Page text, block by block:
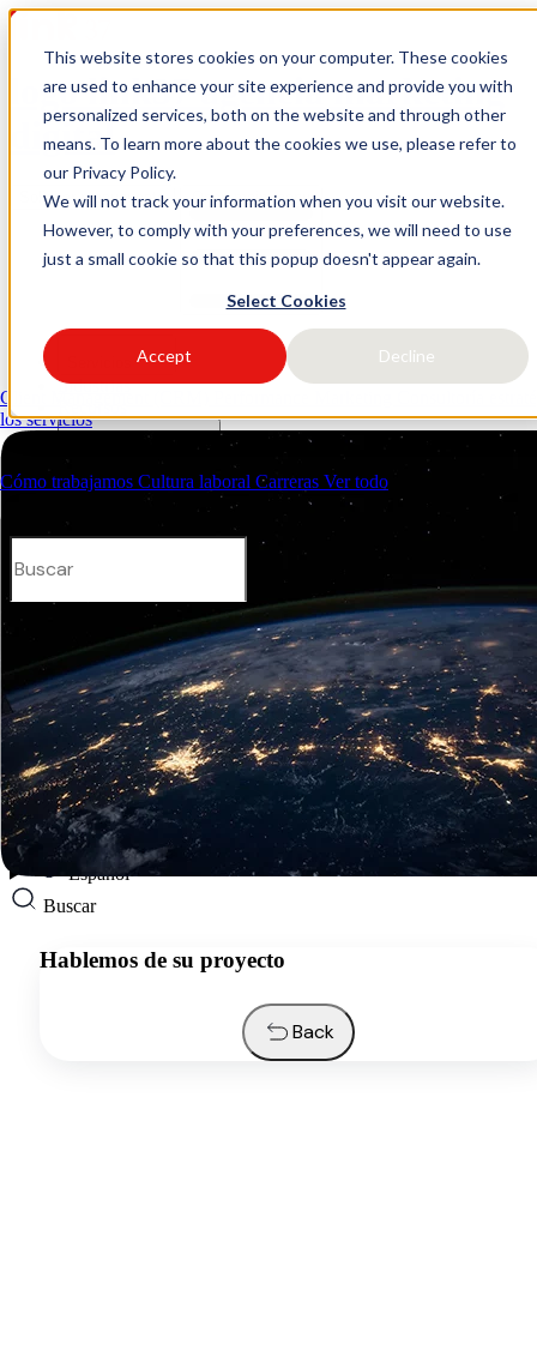
This website stores cookies on your computer. These cookies
are used to enhance your site experience and provide you with
personalized services, both on the website and through other
means. To learn more about the cookies we use, please refer to
our Privacy Policy.
We will not track your information when you visit our website.
However, to comply with your preferences, we will need to use
just a small cookie so that this popup doesn't appear again.
Select Cookies
Accept Decline
logo link37 agencia marketing
digital
Solicitar presupuesto Open main menu
Client Management (CRM)
los servicios
Industrias
Cómo trabajamos Cultura laboral Carreras Ver todo
Servicios
Industrias Recursos
Quiénes somos
Contactos
Solicitar presupuesto
Español
Buscar
Hablemos de su proyecto
Back